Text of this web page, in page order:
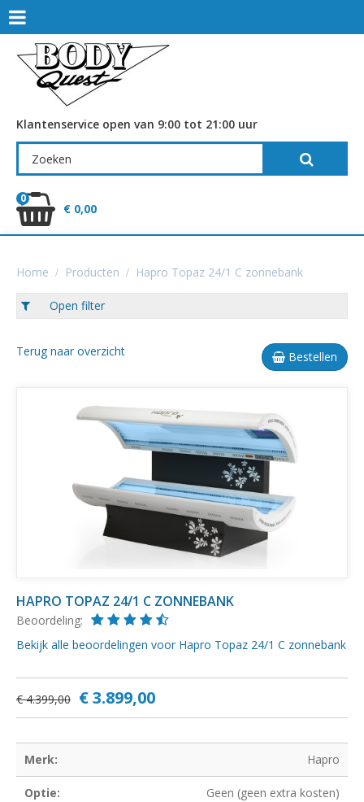
Klantenservice open van 9:00 tot 21:00 uur
0
€ 0,00
Home Producten Hapro Topaz 24/1 C zonnebank
Open filter
Terug naar overzicht Bestellen
HAPRO TOPAZ 24/1 C ZONNEBANK
Beoordeling:
Bekijk alle beoordelingen voor Hapro Topaz 24/1 C zonnebank
€ 4.399,00 € 3.899,00
Merk: Hapro
Optie: Geen (geen extra kosten)